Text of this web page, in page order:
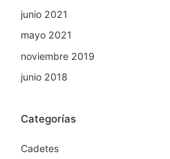
junio 2021
mayo 2021
noviembre 2019
junio 2018
Categorías
Cadetes